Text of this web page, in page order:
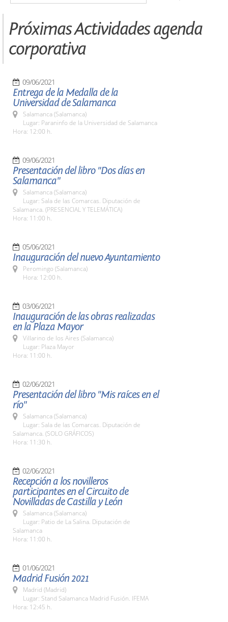
Próximas Actividades agenda
corporativa
09/06/2021
Entrega de la Medalla de la
Universidad de Salamanca
Salamanca (Salamanca)
Lugar: Paraninfo de la Universidad de Salamanca
Hora: 12:00 h.
09/06/2021
Presentación del libro "Dos días en
Salamanca"
Salamanca (Salamanca)
Lugar: Sala de las Comarcas. Diputación de
Salamanca. (PRESENCIAL Y TELEMÁTICA)
Hora: 11:00 h.
05/06/2021
Inauguración del nuevo Ayuntamiento
Peromingo (Salamanca)
Hora: 12:00 h.
03/06/2021
Inauguración de las obras realizadas
en la Plaza Mayor
Villarino de los Aires (Salamanca)
Lugar: Plaza Mayor
Hora: 11:00 h.
02/06/2021
Presentación del libro "Mis raíces en el
río"
Salamanca (Salamanca)
Lugar: Sala de las Comarcas. Diputación de
Salamanca. (SOLO GRÁFICOS)
Hora: 11:30 h.
02/06/2021
Recepción a los novilleros
participantes en el Circuito de
Novilladas de Castilla y León
Salamanca (Salamanca)
Lugar: Patio de La Salina. Diputación de
Salamanca
Hora: 11:00 h.
01/06/2021
Madrid Fusión 2021
Madrid (Madrid)
Lugar: Stand Salamanca Madrid Fusión. IFEMA
Hora: 12:45 h.